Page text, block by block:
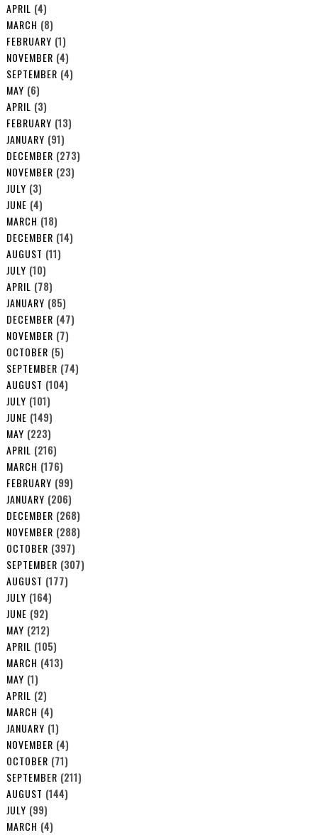
APRIL (4)
MARCH (8)
FEBRUARY (1)
NOVEMBER (4)
SEPTEMBER (4)
MAY (6)
APRIL (3)
FEBRUARY (13)
JANUARY (91)
DECEMBER (273)
NOVEMBER (23)
JULY (3)
JUNE (4)
MARCH (18)
DECEMBER (14)
AUGUST (11)
JULY (10)
APRIL (78)
JANUARY (85)
DECEMBER (47)
NOVEMBER (7)
OCTOBER (5)
SEPTEMBER (74)
AUGUST (104)
JULY (101)
JUNE (149)
MAY (223)
APRIL (216)
MARCH (176)
FEBRUARY (99)
JANUARY (206)
DECEMBER (268)
NOVEMBER (288)
OCTOBER (397)
SEPTEMBER (307)
AUGUST (177)
JULY (164)
JUNE (92)
MAY (212)
APRIL (105)
MARCH (413)
MAY (1)
APRIL (2)
MARCH (4)
JANUARY (1)
NOVEMBER (4)
OCTOBER (71)
SEPTEMBER (211)
AUGUST (144)
JULY (99)
MARCH (4)